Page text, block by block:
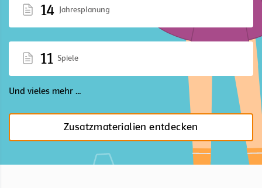
14 Jahresplanung
11 Spiele
Und vieles mehr ...
Zusatzmaterialien entdecken